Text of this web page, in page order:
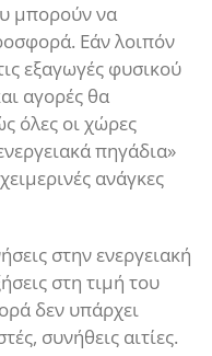
μπορούν να
Εάν λοιπόν
εξαγωγές φυσικού
αγορές θα
όλες οι χώρες
πηγάδια»
ανάγκες
στην ενεργειακή
στη τιμή του
δεν υπάρχει
συνήθεις αιτίες.